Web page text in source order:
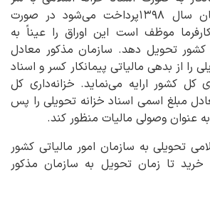
رسید حداکثر تا پایان سال ۱۳۹۸پرداخت می‌شود در صورت
موظف است این اوراق را عیناً به
کشور تحویل دهد. سازمان مذکور معادل
را از بدهی مالیاتی پیمانکار کسر و اسناد
کل کشور ارایه می‌نماید. خزانه‌داری کل
مبلغ اسمی اسناد خزانه تحویلی را پس
عنوان وصولی مالیات منظور کند.
تحویلی به سازمان امور مالیاتی کشور
تا زمان تحویل به سازمان مذکور